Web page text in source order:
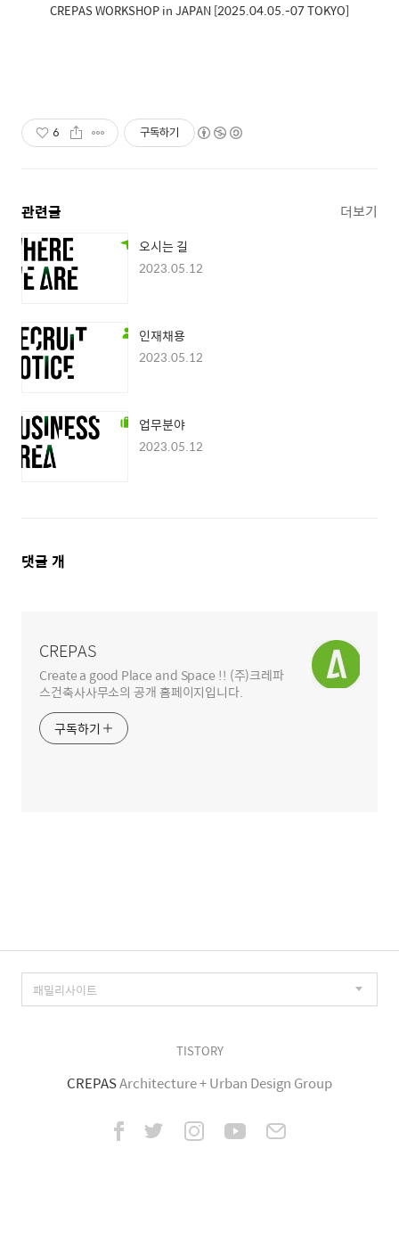
CREPAS WORKSHOP in JAPAN [2025.04.05.-07 TOKYO]
6 구독하기
관련글 더보기
오시는 길
2023.05.12
인재채용
2023.05.12
업무분야
2023.05.12
댓
댓글 개
CREPAS
Create a good Place and Space !! (주)크레파
스건축사사무소의 공개 홈페이지입니다.
구독하기
TISTORY
CREPASArchitecture + Urban Design Group